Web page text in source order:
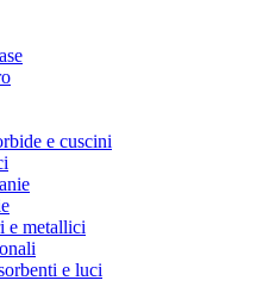
e cuscini
e metallici
e luci